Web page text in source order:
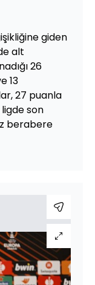
giden
alt
26
13
27 puanla
son
berabere